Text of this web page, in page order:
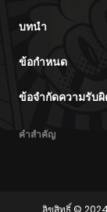
บทนำ
ข้อกำหนด
ข้อจำกัดความรับ
คำสำคัญ
ลิขสิทธิ์ © 2024